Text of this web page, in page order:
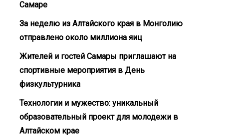
Самаре
За неделю из Алтайского края в Монголию
отправлено около миллиона яиц
Жителей и гостей Самары приглашают на
спортивные мероприятия в День
физкультурника
Технологии и мужество: уникальный
образовательный проект для молодежи в
Алтайском крае